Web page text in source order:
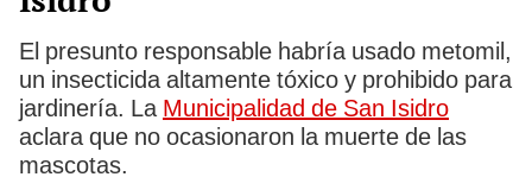
El presunto responsable habría usado metomil,
un insecticida altamente tóxico y prohibido para
jardinería. La Municipalidad de San Isidro
aclara que no ocasionaron la muerte de las
mascotas.